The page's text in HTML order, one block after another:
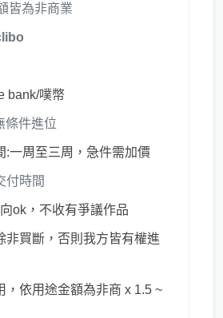
皆為非商業
bank/噗幣
條件進位
:一周至三周，急件需加價
付時間
ok，不收有爭議作品
非買斷，否則我方皆有權進
，依用途金額為非商 x 1.5 ~